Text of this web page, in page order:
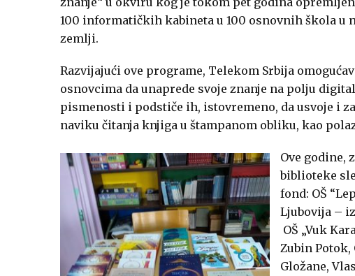
100 informatičkih kabineta u 100 osnovnih škola u
zemlji.
Razvijajući ove programe, Telekom Srbija
osnovcima da unaprede svoje znanje na polju
pismenosti i podstiče ih, istovremeno, da usvoje i
naviku čitanja knjiga u štampanom obliku, kao
Ove godine,
biblioteke
fond: OŠ
Ljubovija –
OŠ „Vuk
Zubin Potok,
Gložane,